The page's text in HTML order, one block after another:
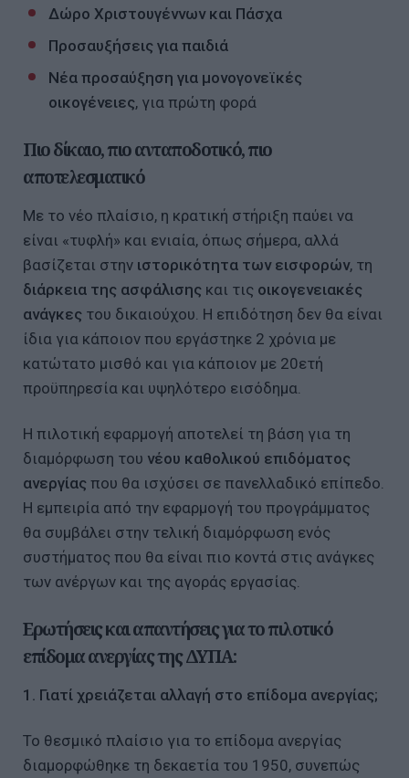
Δώρο Χριστουγέννων και Πάσχα
Προσαυξήσεις για παιδιά
Νέα προσαύξηση για μονογονεϊκές
οικογένειες, για πρώτη φορά
Πιο δίκαιο, πιο ανταποδοτικό, πιο
αποτελεσματικό
Με το νέο πλαίσιο, η κρατική στήριξη παύει να
είναι «τυφλή» και ενιαία, όπως σήμερα, αλλά
βασίζεται στην ιστορικότητα των εισφορών, τη
διάρκεια της ασφάλισης και τις οικογενειακές
ανάγκες του δικαιούχου. Η επιδότηση δεν θα είναι
ίδια για κάποιον που εργάστηκε 2 χρόνια με
κατώτατο μισθό και για κάποιον με 20ετή
προϋπηρεσία και υψηλότερο εισόδημα.
Η πιλοτική εφαρμογή αποτελεί τη βάση για τη
διαμόρφωση του νέου καθολικού επιδόματος
ανεργίας που θα ισχύσει σε πανελλαδικό επίπεδο.
Η εμπειρία από την εφαρμογή του προγράμματος
θα συμβάλει στην τελική διαμόρφωση ενός
συστήματος που θα είναι πιο κοντά στις ανάγκες
των ανέργων και της αγοράς εργασίας.
Ερωτήσεις και απαντήσεις για το πιλοτικό
επίδομα ανεργίας της ΔΥΠΑ:
1. Γιατί χρειάζεται αλλαγή στο επίδομα ανεργίας;
Το θεσμικό πλαίσιο για το επίδομα ανεργίας
διαμορφώθηκε τη δεκαετία του 1950, συνεπώς